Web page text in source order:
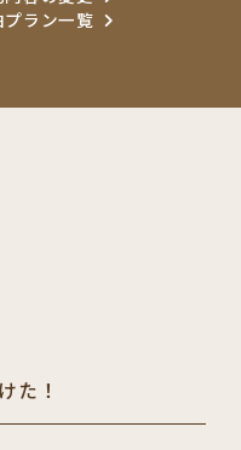
プラン一覧
た！